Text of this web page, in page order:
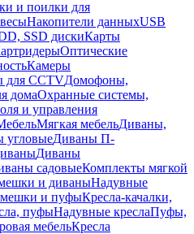
и поилки для
Накопители данныхUSB
SSD дискиКарты
Оптические
Камеры
для CCTVДомофоны,
домаОхранные системы,
и управления
Мягкая мебельДиваны,
угловыеДиваны П-
Диваны
садовыеКомплекты мягкой
мешки и диваныНадувные
мешки и пуфыКресла-качалки,
пуфыНадувные креслаПуфы,
мебельКресла